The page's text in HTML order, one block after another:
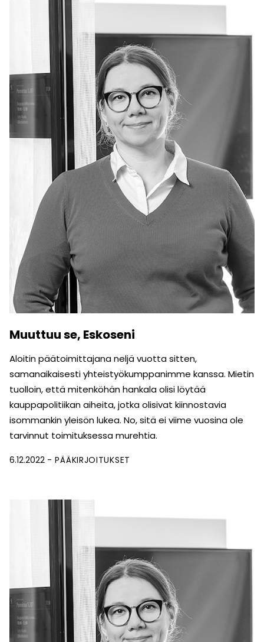
Muuttuu se, Eskoseni
Aloitin päätoimittajana neljä vuotta sitten,
samanaikaisesti yhteistyö­kumppanimme kanssa. Mietin
tuolloin, että mitenköhän hankala olisi löytää
kauppapolitiikan aiheita, jotka olisivat kiinnostavia
isommankin yleisön lukea. No, sitä ei viime vuosina ole
tarvinnut toimituksessa murehtia.
6.12.2022 PÄÄKIRJOITUKSET